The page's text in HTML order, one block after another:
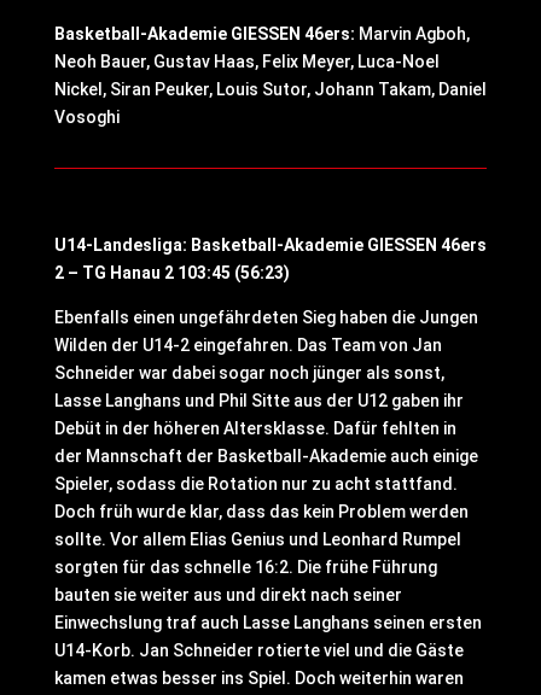
Basketball-Akademie GIESSEN 46ers: Marvin Agboh,
Neoh Bauer, Gustav Haas, Felix Meyer, Luca-Noel
Nickel, Siran Peuker, Louis Sutor, Johann Takam, Daniel
Vosoghi
U14-Landesliga: Basketball-Akademie GIESSEN 46ers
2 – TG Hanau 2 103:45 (56:23)
Ebenfalls einen ungefährdeten Sieg haben die Jungen
Wilden der U14-2 eingefahren. Das Team von Jan
Schneider war dabei sogar noch jünger als sonst,
Lasse Langhans und Phil Sitte aus der U12 gaben ihr
Debüt in der höheren Altersklasse. Dafür fehlten in
der Mannschaft der Basketball-Akademie auch einige
Spieler, sodass die Rotation nur zu acht stattfand.
Doch früh wurde klar, dass das kein Problem werden
sollte. Vor allem Elias Genius und Leonhard Rumpel
sorgten für das schnelle 16:2. Die frühe Führung
bauten sie weiter aus und direkt nach seiner
Einwechslung traf auch Lasse Langhans seinen ersten
U14-Korb. Jan Schneider rotierte viel und die Gäste
kamen etwas besser ins Spiel. Doch weiterhin waren